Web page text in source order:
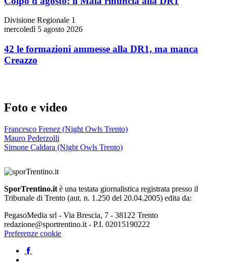
Divisione Regionale 1
mercoledì 5 agosto 2026
42 le formazioni ammesse alla DR1, ma manca
Creazzo
Foto e video
Francesco Frenez (Night Owls Trento)
Mauro Pederzolli
Simone Caldara (Night Owls Trento)
SporTrentino.it è una testata giornalistica registrata presso il
Tribunale di Trento (aut. n. 1.250 del 20.04.2005) edita da:
PegasoMedia srl - Via Brescia, 7 - 38122 Trento
redazione@sportrentino.it - P.I. 02015190222
Preferenze cookie